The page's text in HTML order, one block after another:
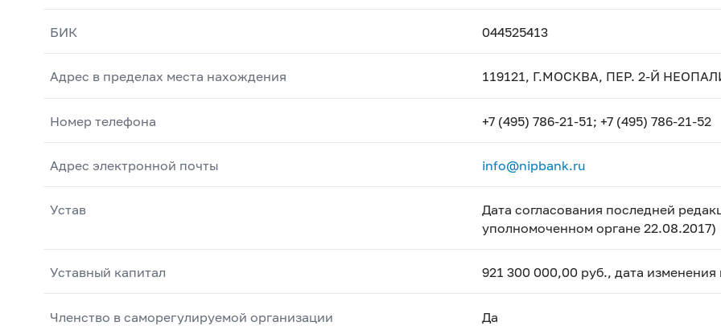
БИК 044525413
Адрес в пределах места нахождения 119121, Г.МОСКВА, ПЕР. 2-Й
Номер телефона +7 (495) 786-21-51; +7 (495) 786-21-52
Адрес электронной почты info@nipbank.ru
Устав
Дата согласования последней
уполномоченном органе 22.08.2017)
Уставный капитал 921 300 000,00 руб., дата
Членство в саморегулируемой организации Да